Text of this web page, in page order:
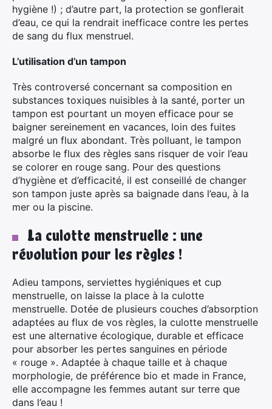
hygiène !) ; d’autre part, la protection se gonflerait
d’eau, ce qui la rendrait inefficace contre les pertes
de sang du flux menstruel.
L’utilisation d’un tampon
Très controversé concernant sa composition en
substances toxiques nuisibles à la santé, porter un
tampon est pourtant un moyen efficace pour se
baigner sereinement en vacances, loin des fuites
malgré un flux abondant. Très polluant, le tampon
absorbe le flux des règles sans risquer de voir l’eau
se colorer en rouge sang. Pour des questions
d’hygiène et d’efficacité, il est conseillé de changer
son tampon juste après sa baignade dans l’eau, à la
mer ou la piscine.
La culotte menstruelle : une
révolution pour les règles !
Adieu tampons, serviettes hygiéniques et cup
menstruelle, on laisse la place à la culotte
menstruelle. Dotée de plusieurs couches d’absorption
adaptées au flux de vos règles, la culotte menstruelle
est une alternative écologique, durable et efficace
pour absorber les pertes sanguines en période
« rouge ». Adaptée à chaque taille et à chaque
morphologie, de préférence bio et made in France,
elle accompagne les femmes autant sur terre que
dans l’eau !
Rechercher
: